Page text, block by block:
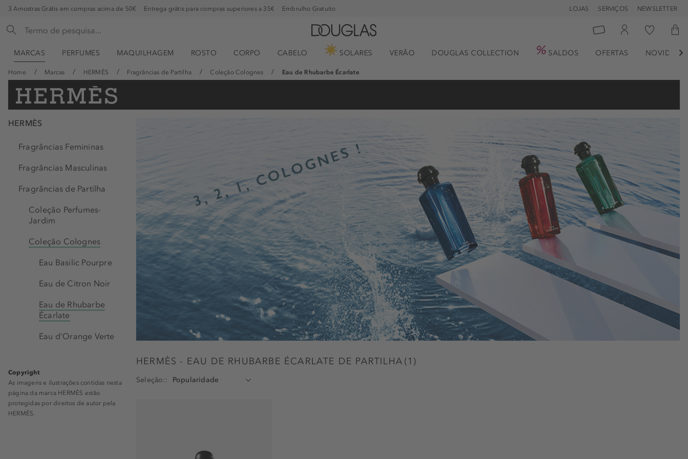
3 Amostras Grátis em compras acima de 50€ Entrega grátis para compras superiores a 35€ Embrulho Gratuito LOJAS SERVIÇOS NEWSLETTER
MARCAS PERFUMES MAQUILHAGEM ROSTO CORPO CABELO SOLARES VERÃO DOUGLAS COLLECTION SALDOS OFERTAS 
Home Marcas HERMÈS Fragrâncias de Partilha Coleção Colognes Eau de Rhubarbe Écarlate
HERMÈS
Fragrâncias Femininas
Fragrâncias Masculinas
Fragrâncias de Partilha
Coleção Perfumes-
Jardim
Coleção Colognes
Eau Basilic Pourpre
Eau de Citron Noir
Eau de Rhubarbe
Écarlate
Eau d'Orange Verte
Copyright
As imagens e ilustrações contidas nesta
página da marca HERMÈS estão
protegidas por direitos de autor pela
HERMÈS.
HERMÈS - EAU DE RHUBARBE ÉCARLATE DE PARTILHA (1 )
Seleção: